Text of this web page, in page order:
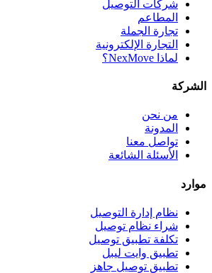
شركات التوصيل
المطاعم
تجارة الجملة
التجارة الإلكترونية
لماذا NexMove؟
الشركة
من نحن
المدونة
تواصل معنا
الأسئلة الشائعة
موارد
نظام إدارة التوصيل
شراء نظام توصيل
تكلفة تطبيق توصيل
تطبيق وايت ليبل
تطبيق توصيل جاهز